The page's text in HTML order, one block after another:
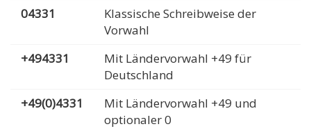
04331
Klassische Schreibweise der
Vorwahl
+494331
Mit Ländervorwahl +49 für
Deutschland
+49(0)4331
Mit Ländervorwahl +49 und
optionaler 0